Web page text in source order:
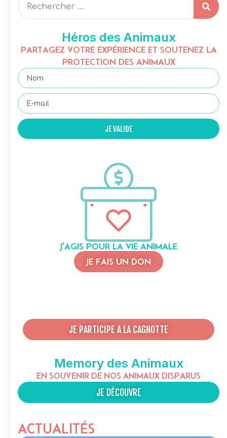
Héros des Animaux
PARTAGEZ VOTRE EXPÉRIENCE ET SOUTENEZ LA
PROTECTION DES ANIMAUX
JE VALIDE
J'AGIS POUR LA VIE ANIMALE
JE FAIS UN DON
JE PARTICIPE A LA CAGNOTTE
Memory des Animaux
EN SOUVENIR DE NOS ANIMAUX DISPARUS
JE DÉCOUVRE
ACTUALITÉS